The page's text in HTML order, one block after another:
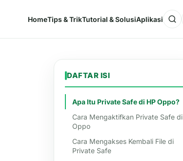
HomeTips & TrikTutorial & SolusiAplikasi
DAFTAR ISI
Apa Itu Private Safe di HP Oppo?
Cara Mengaktifkan Private Safe di
Oppo
Cara Mengakses Kembali File di
Private Safe